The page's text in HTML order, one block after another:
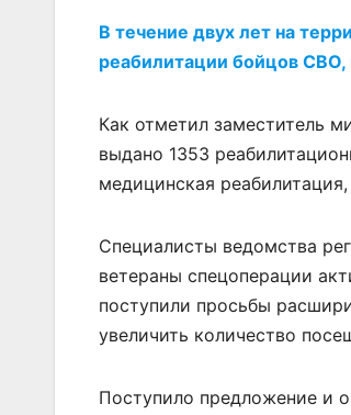
В течение двух лет на
реабилитации бойцов
Как отметил заместитель
выдано 1353
медицинская
Специалисты ведомства
ветераны спецоперации
поступили просьбы
увеличить количество
Поступило предложение и